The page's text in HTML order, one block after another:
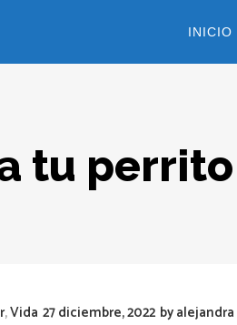
INICIO
tu
,Vida 27 diciembre, 2022 by